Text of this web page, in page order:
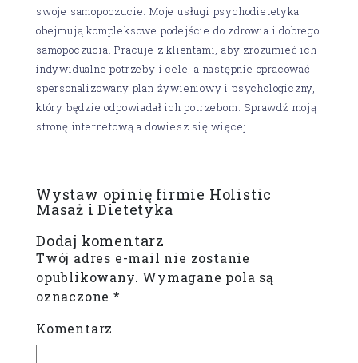
swoje samopoczucie. Moje usługi psychodietetyka
obejmują kompleksowe podejście do zdrowia i dobrego
samopoczucia. Pracuje z klientami, aby zrozumieć ich
indywidualne potrzeby i cele, a następnie opracować
spersonalizowany plan żywieniowy i psychologiczny,
który będzie odpowiadał ich potrzebom. Sprawdź moją
stronę internetową a dowiesz się więcej.
Wystaw opinię firmie Holistic
Masaż i Dietetyka
Dodaj komentarz
Twój adres e-mail nie zostanie
opublikowany. Wymagane pola są
oznaczone*
Komentarz